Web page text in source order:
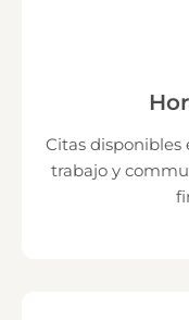
Citas disponibles
trabajo y